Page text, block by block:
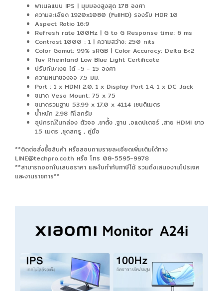
พาเนลแบบ IPS | มุมมองสูงสุด 178 องศา
ความละเอียด 1920x1080 (FullHD) รองรับ HDR 10
Aspect Ratio 16:9
Refresh rate 100Hz | G to G Response time: 6 ms
Contrast 1000 : 1 | ความสว่าง: 250 nits
Color Gamut: 99% sRGB | Color Accuracy: Delta E<2
Tuv Rheinland Low Blue Light Certificate
ปรับก้ม/เงย ได้ -5 - 15 องศา
ความหนาของจอ 7.5 มม.
Port : 1 x HDMI 2.0, 1 x Display Port 1.4, 1 x DC Jack
ขนาด Vesa Mount: 75 x 75
ขนาดรวมฐาน 53.99 x 17.0 x 41.14 เซนติเมตร
น้ำหนัก 2.98 กิโลกรัม
อุปกรณ์ในกล่อง ตัวจอ ,ขาตั้ง ,ฐาน ,อแดปเตอร์ ,สาย HDMI ยาว
1.5 เมตร ,ชุดสกรู , คู่มือ
**ติดต่อสั่งซื้อสินค้า หรือสอบถามรายละเอียดเพิ่มเติมได้ทาง
LINE@techpro.co.th หรือ โทร 08-5595-9978
**สามารถออกใบเสนอราคา และใบกำกับภาษีได้ รวมถึงเสนองานโปรเจค
และงานราชการ**